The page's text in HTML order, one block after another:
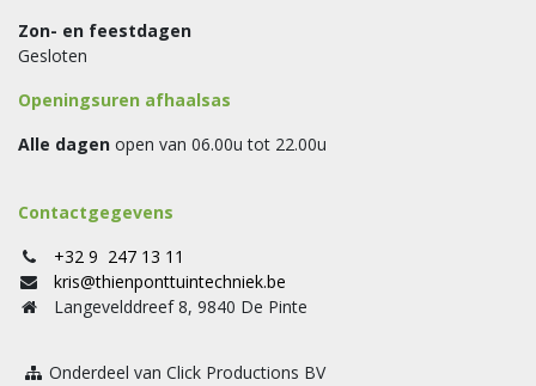
Zon- en feestdagen
Gesloten
Openingsuren afhaalsas
Alle dagen open van 06.00u tot 22.00u
Contactgegevens
+32 9 247 13 11
kris@thienponttuintechniek.be
Langevelddreef 8, 9840 De Pinte
Onderdeel van Click Productions BV